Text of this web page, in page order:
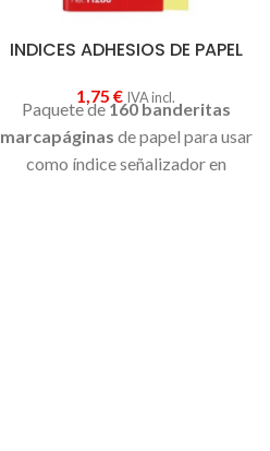
INDICES ADHESIOS DE PAPEL
1,75€ IVA incl.
Paquete de160 banderitas
marcapáginas de papel para usar
como índice señalizador en